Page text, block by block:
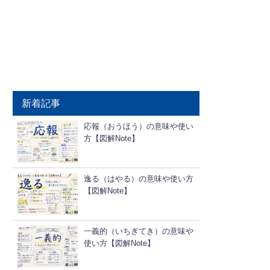
新着記事
応報（おうほう）の意味や使い
方【図解Note】
逸る（はやる）の意味や使い方
【図解Note】
一義的（いちぎてき）の意味や
使い方【図解Note】